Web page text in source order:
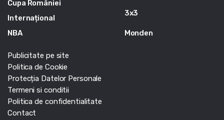
Cupa României
Internațional
NBA
3x3
Monden
Publicitate pe site
Politica de Cookie
Protecția Datelor Personale
Termeni si conditii
Politica de confidentialitate
Contact